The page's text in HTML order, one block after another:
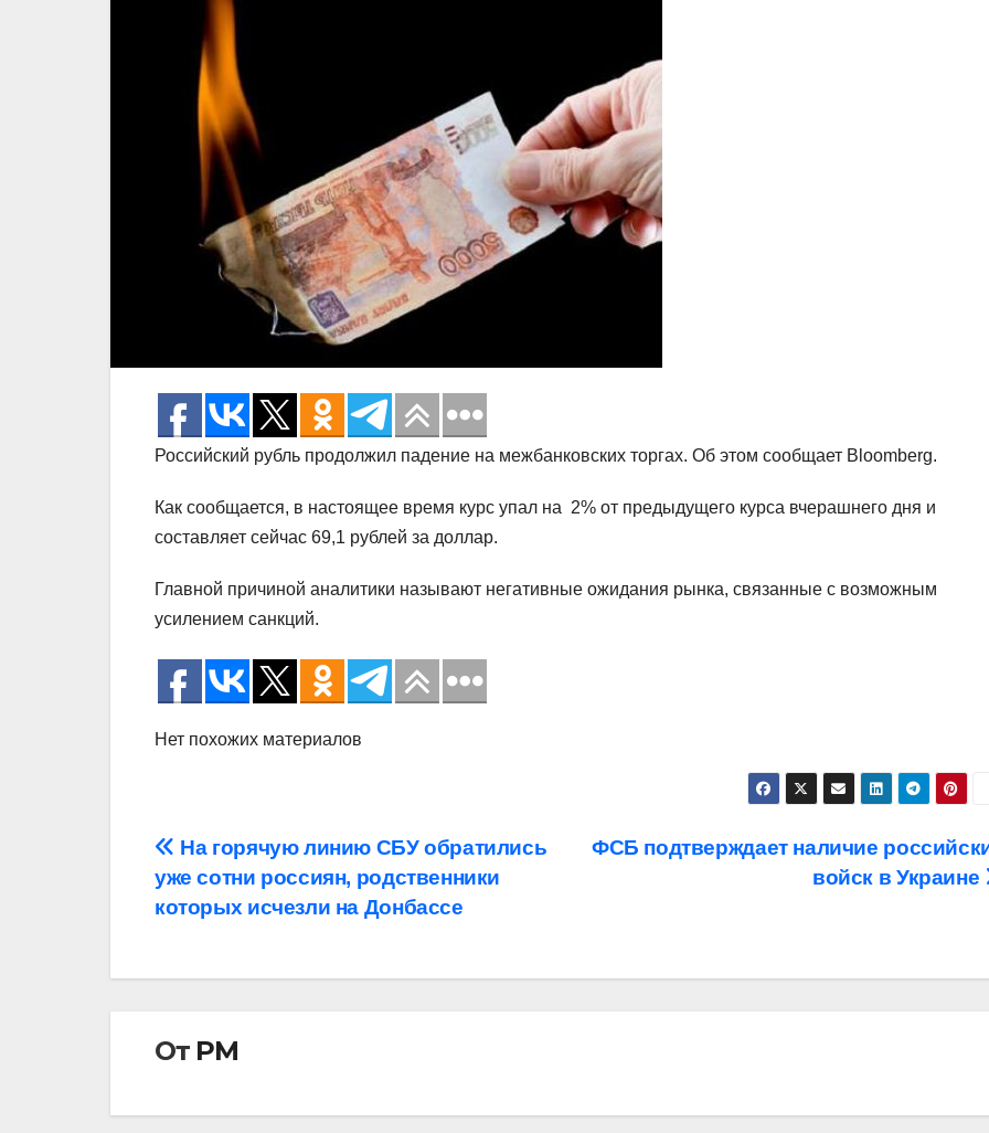
Российский рубль продолжил падение на межбанковских торгах. Об этом сообщает Bloomberg.
Как сообщается, в настоящее время курс упал на 2% от предыдущего курса вчерашнего дня и
составляет сейчас 69,1 рублей за доллар.
Главной причиной аналитики называют негативные ожидания рынка, связанные с возможным
усилением санкций.
Нет похожих материалов
Навигация
по
ФСБ подтверждает наличие
войск в Украине
На горячую линию СБУ обратились
уже сотни россиян, родственники
которых исчезли на Донбассе
От РМ